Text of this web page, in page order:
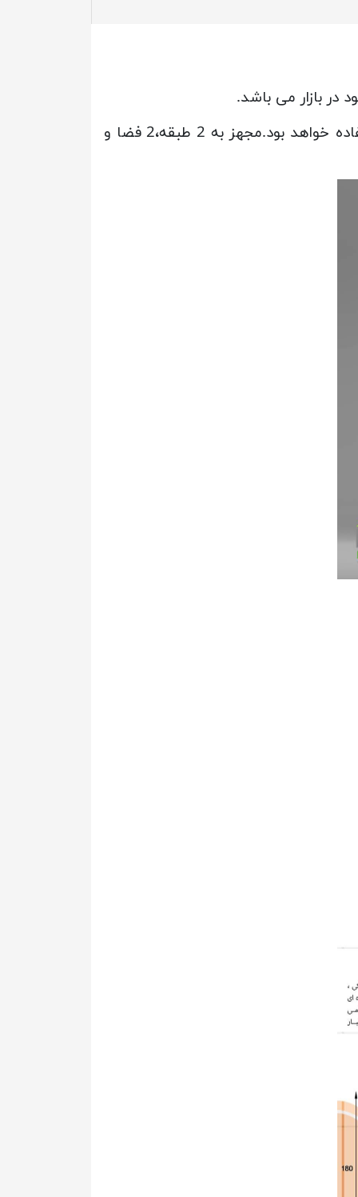
کمدهای دوقلو از مدل های پرفروش با کاربری همیشگی است؛ هر کمد به صورت مجزا قابل استفاده خواهد بود.مجهز به 2 طبقه،2 فضا و